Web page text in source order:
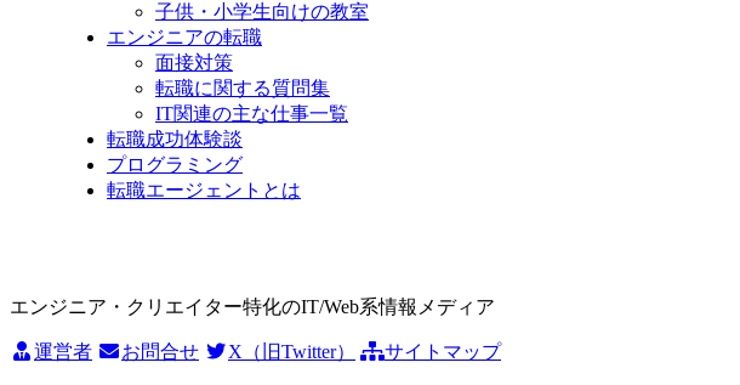
子供・小学生向けの教室
エンジニアの転職
面接対策
転職に関する質問集
IT関連の主な仕事一覧
転職成功体験談
プログラミング
転職エージェントとは
エンジニア・クリエイター特化のIT/Web系情報メディア
運営者 お問合せ X（旧Twitter） サイトマップ